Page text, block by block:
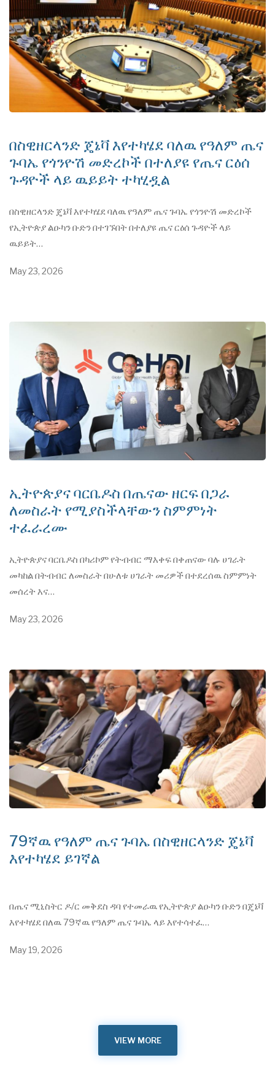
በስዊዘርላንድ ጄኔቫ እየተካሄደ ባለዉ የዓለም ጤና
ጉባኤ የጎንዮሽ መድረኮች በተለያዩ የጤና ርዕሰ
ጉዳዮች ላይ ዉይይት ተካሂዷል
በስዊዘርላንድ ጄኔቫ እየተካሄደ ባለዉ የዓለም ጤና ጉባኤ የጎንዮሽ መድረኮች
የኢትዮጵያ ልዑካን ቡድን በተገኙበት በተለያዩ ጤና ርዕሰ ጉዳዮች ላይ
ዉይይት…
May 23, 2026
ኢትዮጵያና ባርቤዶስ በጤናው ዘርፍ በጋራ
ለመስራት የሚያስችላቸውን ስምምነት
ተፈራረሙ
ኢትዮጵያና ባርቤዶስ በካሪኮም የትብብር ማእቀፍ በቀጠናው ባሉ ሀገራት
መካከል በትብብር ለመስራት በሁለቱ ሀገራት መሪዎች በተደረሰዉ ስምምነት
መሰረት እና…
May 23, 2026
79ኛዉ የዓለም ጤና ጉባኤ በስዊዘርላንድ ጄኔቫ
እየተካሄደ ይገኛል
በጤና ሚኒስትር ዶ/ር መቅደስ ዳባ የተመራዉ የኢትዮጵያ ልዑካን ቡድን በጄኔቫ
እየተካሄደ በለዉ 79ኛዉ የዓለም ጤና ጉባኤ ላይ እየተሳተፈ…
May 19, 2026
VIEW MORE